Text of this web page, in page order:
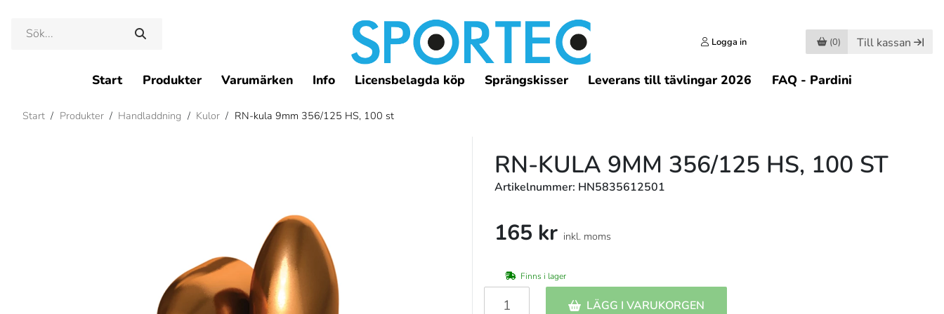
Logga in (0) Till kassan
Start Produkter Varumärken Info Licensbelagda köp Sprängskisser Leverans till tävlingar 2026 FAQ - Pardini
Start / Produkter / Handladdning / Kulor / RN-kula 9mm 356/125 HS, 100 st
RN-KULA 9MM 356/125 HS, 100 ST
Artikelnummer: HN5835612501
165 kr inkl. moms
Finns i lager
LÄGG I VARUKORGEN